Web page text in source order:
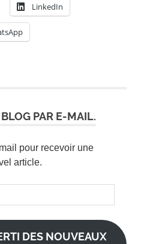
LinkedIn
PAR E-MAIL.
pour recevoir une
article.
DES NOUVEAUX